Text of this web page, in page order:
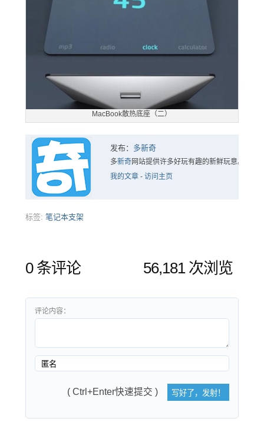
MacBook散热底座（二）
发布： 多新奇
多新奇网站提供许多好玩有趣的新鲜玩意。
我的文章- 访问主页
标签: 笔记本支架
0 条评论 56,181 次浏览
评论内容：
( Ctrl+Enter快速提交 )